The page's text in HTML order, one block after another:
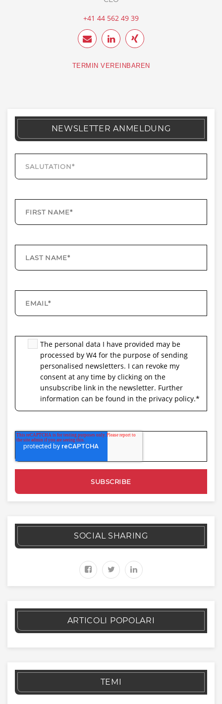
+41 44 562 49 39
TERMIN VEREINBAREN
NEWSLETTER ANMELDUNG
The personal data I have provided may be
processed by W4 for the purpose of sending
personalised newsletters. I can revoke my
consent at any time by clicking on the
unsubscribe link in the newsletter. Further
information can be found in the privacy policy.*
SOCIAL SHARING
ARTICOLI POPOLARI
TEMI